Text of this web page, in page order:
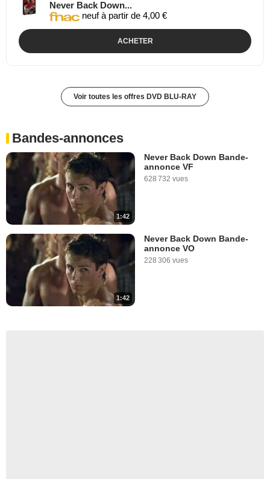
Never Back Down...
neuf à partir de 4,00 €
ACHETER
Voir toutes les offres DVD BLU-RAY
Bandes-annonces
1:42
Never Back Down Bande-
annonce VF
628 732 vues
1:42
Never Back Down Bande-
annonce VO
228 306 vues